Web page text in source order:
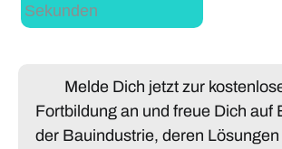
Sekunden
Melde Dich jetzt zur
Fortbildung an und freue Dich auf
der Bauindustrie, deren